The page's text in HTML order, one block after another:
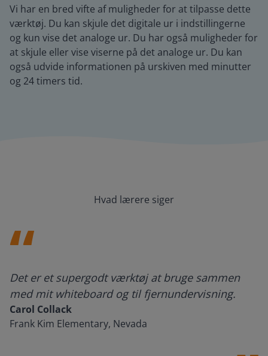
Vi har en bred vifte af muligheder for at tilpasse dette
værktøj. Du kan skjule det digitale ur i indstillingerne
og kun vise det analoge ur. Du har også muligheder for
at skjule eller vise viserne på det analoge ur. Du kan
også udvide informationen på urskiven med minutter
og 24 timers tid.
Hvad lærere siger
Det er et supergodt værktøj at bruge sammen
med mit whiteboard og til fjernundervisning.
Carol Collack
Frank Kim Elementary, Nevada